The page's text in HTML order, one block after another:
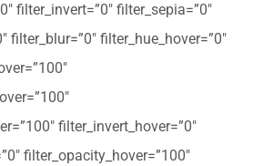
filter_invert=”0″ filter_sepia=”0″
filter_blur=”0″ filter_hue_hover=”0″
filter_invert_hover=”0″
filter_opacity_hover=”100″